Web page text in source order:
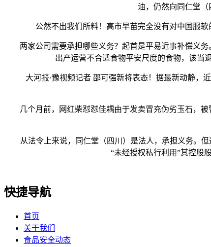
油，仍然向同仁堂
公然不出我们所料！高市早苗完全没有对中国服软
两家公司需要承担哪些义务？起首是平易近事补偿义务
出产运营不合适食物平安尺度的食物，该当
大河报·豫视频记者 邵可强新将表态！据最新动静，近
几个月前，网红柴怼怼佳耦由于发卖冒充伪劣玉石，被
从法令上来说，同仁堂（四川）是法人，承担义务。但
“未经授权私行利用”其控股
快捷导航
首页
关于我们
食品安全动态